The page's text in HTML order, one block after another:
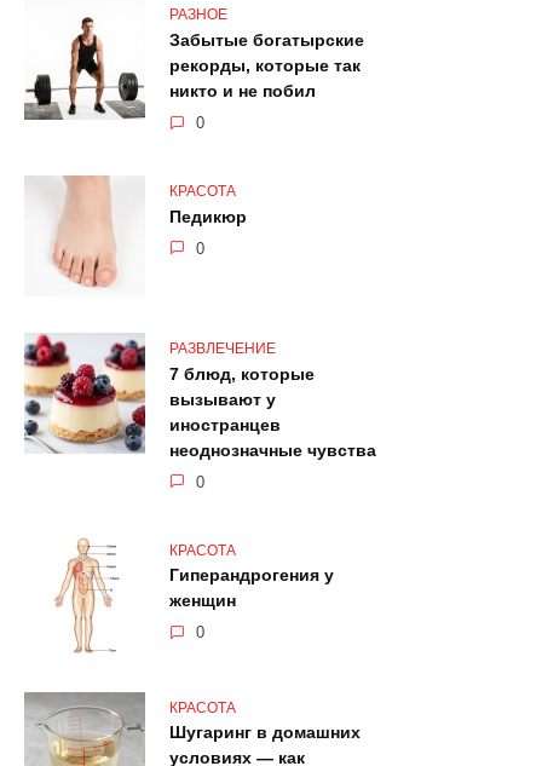
РАЗНОЕ
Забытые богатырские
рекорды, которые так
никто и не побил
0
КРАСОТА
Педикюр
0
РАЗВЛЕЧЕНИЕ
7 блюд, которые
вызывают у
иностранцев
неоднозначные чувства
0
КРАСОТА
Гиперандрогения у
женщин
0
КРАСОТА
Шугаринг в домашних
условиях — как